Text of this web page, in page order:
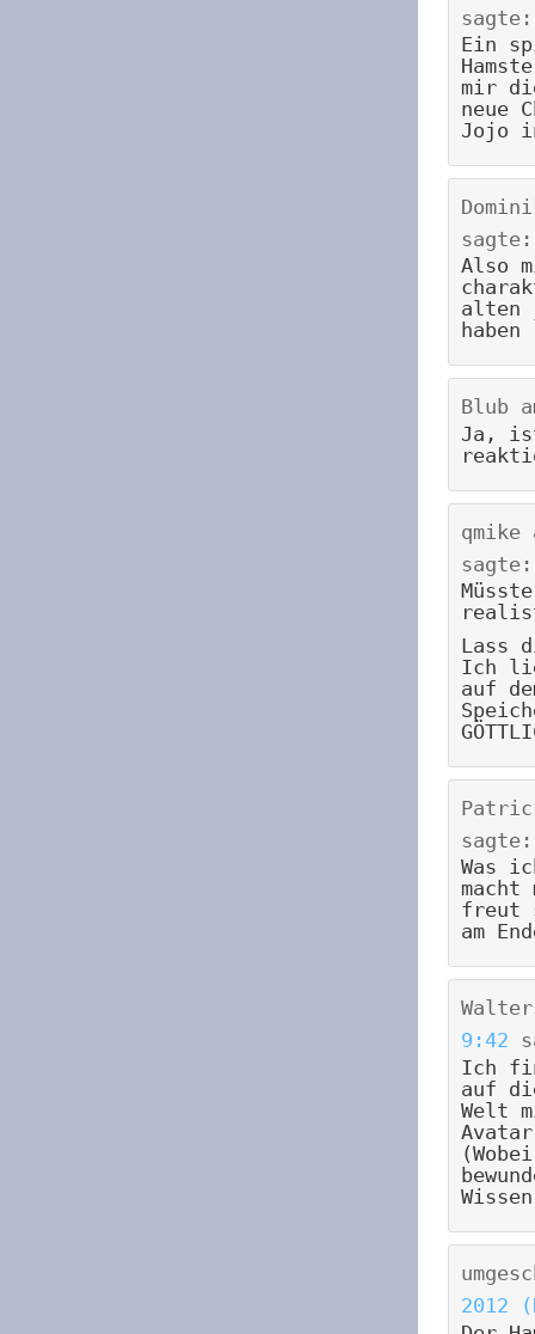
sagte:
Ein
mir
neue
Jojo
sagte:
Also
alten
Blub
Ja,
qmike
sagte:
Lass
Ich
auf
sagte:
Was
freut
am
9:42
Ich
auf
Welt
2012